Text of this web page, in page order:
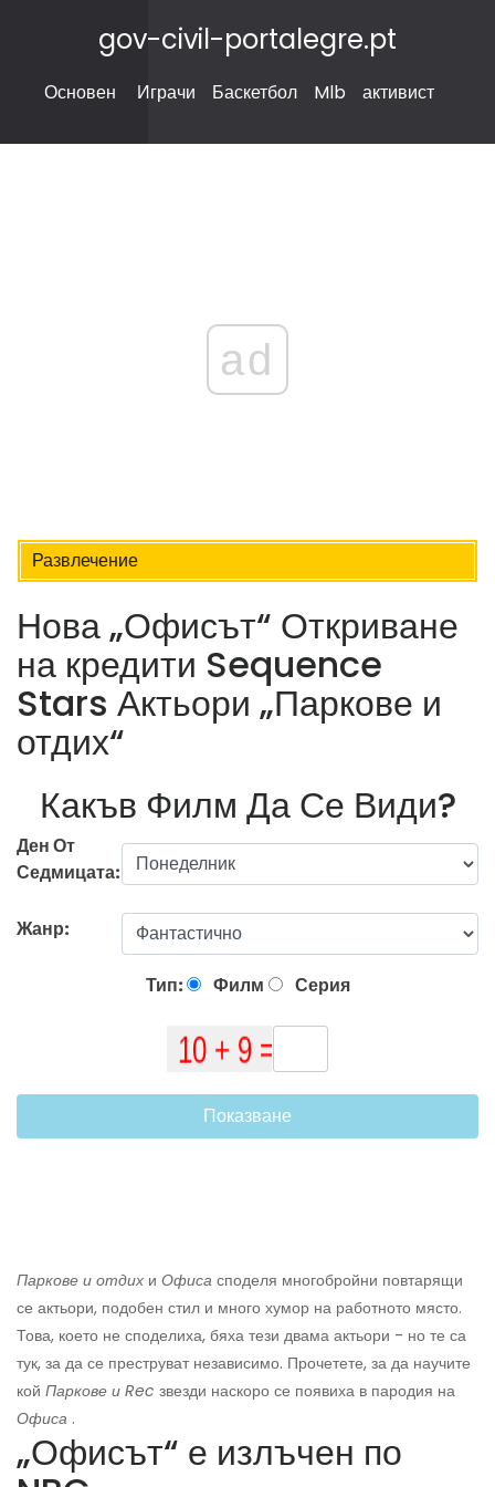
gov-civil-portalegre.pt
Основен Играчи Баскетбол Mlb активист
ad
Развлечение
Нова „Офисът“ Откриване
на кредити Sequence
Stars Актьори „Паркове и
отдих“
Какъв Филм Да Се Види?
Ден От
Седмицата:
Жанр:
Тип: Филм Серия
Показване
Паркове и отдих и Офиса споделя многобройни повтарящи
се актьори, подобен стил и много хумор на работното място.
Това, което не споделиха, бяха тези двама актьори - но те са
тук, за да се преструват независимо. Прочетете, за да научите
кой Паркове и Rec звезди наскоро се появиха в пародия на
Офиса .
„Офисът“ е излъчен по